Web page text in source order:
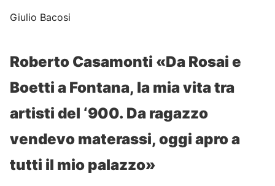
Giulio Bacosi
Roberto Casamonti «Da Rosai e
Boetti a Fontana, la mia vita tra
artisti del ‘900. Da ragazzo
vendevo materassi, oggi apro a
tutti il mio palazzo»